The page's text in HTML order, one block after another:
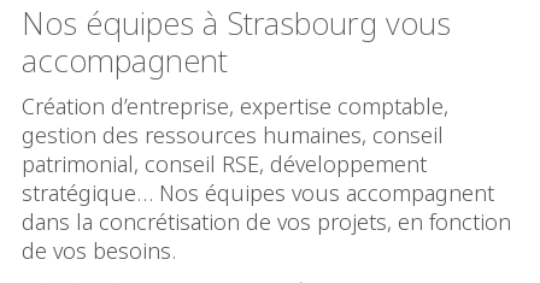
Nos équipes à Strasbourg vous
accompagnent
Création d’entreprise, expertise comptable,
gestion des ressources humaines, conseil
patrimonial, conseil RSE, développement
stratégique… Nos équipes vous accompagnent
dans la concrétisation de vos projets, en fonction
de vos besoins.